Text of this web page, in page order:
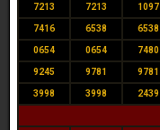
7213 7213 1097
7416 6538 6538
0654 0654 7480
9245 9781 9781
3998 3998 2439